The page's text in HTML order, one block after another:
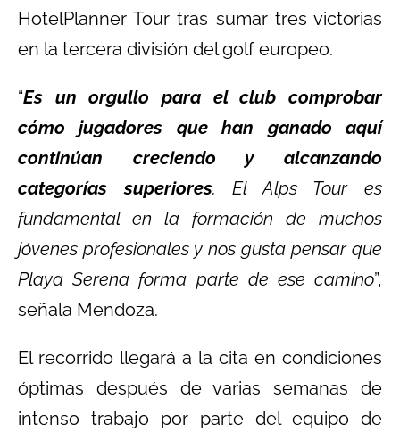
HotelPlanner Tour tras sumar tres victorias
en la tercera división del golf europeo.
“Es un orgullo para el club comprobar
cómo jugadores que han ganado aquí
continúan creciendo y alcanzando
categorías superiores. El Alps Tour es
fundamental en la formación de muchos
jóvenes profesionales y nos gusta pensar que
Playa Serena forma parte de ese camino”,
señala Mendoza.
El recorrido llegará a la cita en condiciones
óptimas después de varias semanas de
intenso trabajo por parte del equipo de